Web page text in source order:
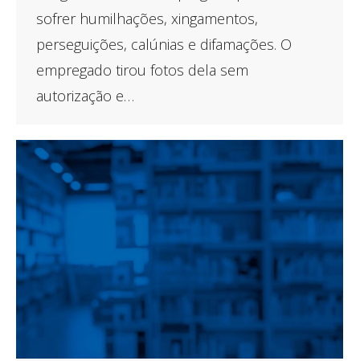
sofrer humilhações, xingamentos,
perseguições, calúnias e difamações. O
empregado tirou fotos dela sem
autorização e…